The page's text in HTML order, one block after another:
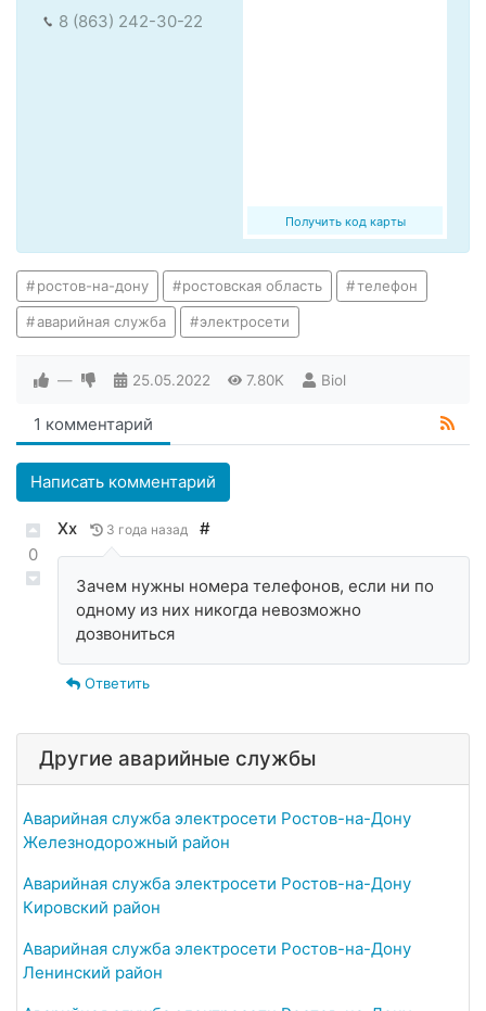
Получить код карты
8 (863) 242-30-22
ростов-на-дону ростовская область телефон
аварийная служба электросети
— 25.05.2022 7.80K Biol
1 комментарий
Написать комментарий
0
Хх 3 года назад #
Зачем нужны номера телефонов, если ни по
одному из них никогда невозможно
дозвониться
Ответить
Другие аварийные службы
Аварийная служба электросети Ростов-на-Дону
Железнодорожный район
Аварийная служба электросети Ростов-на-Дону
Кировский район
Аварийная служба электросети Ростов-на-Дону
Ленинский район